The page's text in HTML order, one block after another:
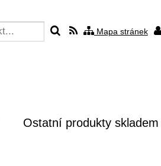
Mapa stránek
Ostatní produkty skladem